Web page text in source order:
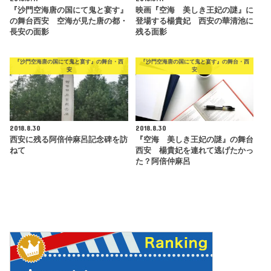
『沙門空海唐の国にて鬼と宴す』
の舞台西安 空海が見た唐の都・
長安の面影
映画『空海 美しき王妃の謎』に
登場する楊貴妃 西安の華清池に
残る面影
『沙門空海唐の国にて鬼と宴す』の舞台・西
安
2018.8.30
西安に残る阿倍仲麻呂記念碑を訪
ねて
『沙門空海唐の国にて鬼と宴す』の舞台・西
安
2018.8.30
『空海 美しき王妃の謎』の舞台
西安 楊貴妃を連れて逃げたかっ
た？阿倍仲麻呂